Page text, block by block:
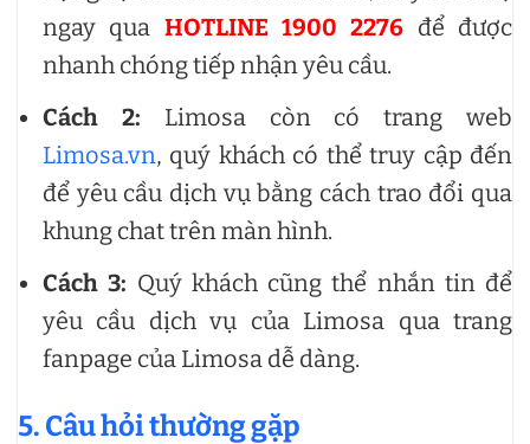
ngay qua HOTLINE 1900 2276 để được
nhanh chóng tiếp nhận yêu cầu.
Cách 2: Limosa còn có trang web
Limosa.vn, quý khách có thể truy cập đến
để yêu cầu dịch vụ bằng cách trao đổi qua
khung chat trên màn hình.
Cách 3: Quý khách cũng thể nhắn tin để
yêu cầu dịch vụ của Limosa qua trang
fanpage của Limosa dễ dàng.
5. Câu hỏi thường gặp